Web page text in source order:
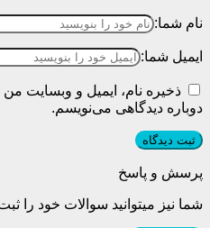
نام شما:
ایمیل شما:
ذخیره نام، ایمیل و وبسایت
دوباره دیدگاهی می‌نویسم.
پرسش و پاسخ
شما نیز میتوانید سوالات خود را